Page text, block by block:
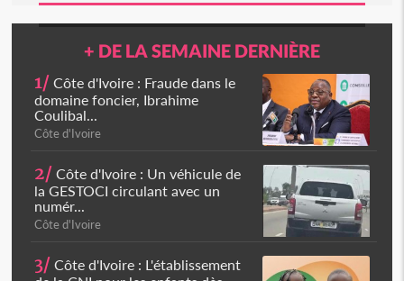
+ DE LA SEMAINE DERNIÈRE
1/ Côte d'Ivoire : Fraude dans le
domaine foncier, Ibrahime
Coulibal...
Côte d'Ivoire
2/ Côte d'Ivoire : Un véhicule de
la GESTOCI circulant avec un
numér...
Côte d'Ivoire
3/ Côte d'Ivoire : L'établissement